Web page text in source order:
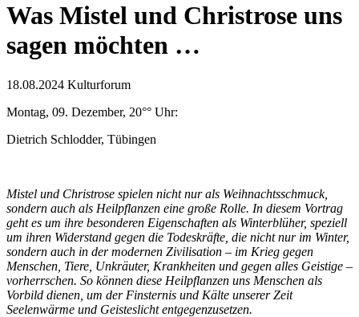
Was Mistel und Christrose uns
sagen möchten …
18.08.2024 Kulturforum
Montag, 09. Dezember, 20°° Uhr:
Dietrich Schlodder, Tübingen
Mistel und Christrose spielen nicht nur als Weihnachtsschmuck,
sondern auch als Heilpflanzen eine große Rolle. In diesem Vortrag
geht es um ihre besonderen Eigenschaften als Winterblüher, speziell
um ihren Widerstand gegen die Todeskräfte, die nicht nur im Winter,
sondern auch in der modernen Zivilisation – im Krieg gegen
Menschen, Tiere, Unkräuter, Krankheiten und gegen alles Geistige –
vorherrschen. So können diese Heilpflanzen uns Menschen als
Vorbild dienen, um der Finsternis und Kälte unserer Zeit
Seelenwärme und Geisteslicht entgegenzusetzen.